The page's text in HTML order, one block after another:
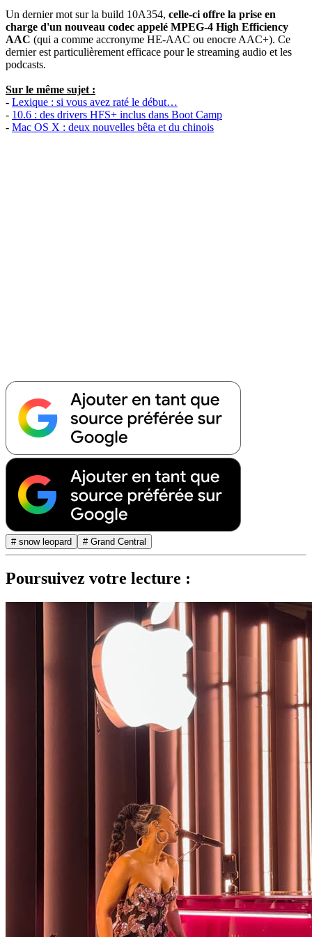
Un dernier mot sur la build 10A354, celle-ci offre la prise en
charge d'un nouveau codec appelé MPEG-4 High Efficiency
AAC (qui a comme accronyme HE-AAC ou enocre AAC+). Ce
dernier est particulièrement efficace pour le streaming audio et les
podcasts.
Sur le même sujet :
- Lexique : si vous avez raté le début…
- 10.6 : des drivers HFS+ inclus dans Boot Camp
- Mac OS X : deux nouvelles bêta et du chinois
# snow leopard # Grand Central
Poursuivez votre lecture :